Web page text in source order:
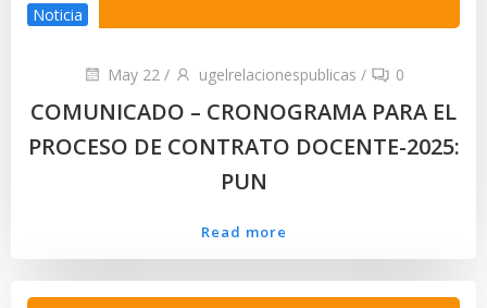
Noticia
May 22 / ugelrelacionespublicas / 0
COMUNICADO – CRONOGRAMA PARA EL
PROCESO DE CONTRATO DOCENTE-2025:
PUN
Read more